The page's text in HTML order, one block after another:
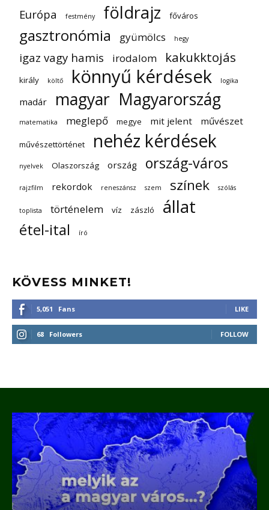
Európa festmény földrajz főváros
gasztronómia gyümölcs hegy
igaz vagy hamis irodalom kakukktojás
király költő könnyű kérdések logika
madár magyar Magyarország
matematika meglepő megye mit jelent művészet
művészettörténet nehéz kérdések
nyelvek Olaszország ország ország-város
rajzfilm rekordok reneszánsz szem színek szólás
toplista történelem víz zászló állat
étel-ital író
KÖVESS MINKET!
5,051 Fans LIKE
68 Followers FOLLOW